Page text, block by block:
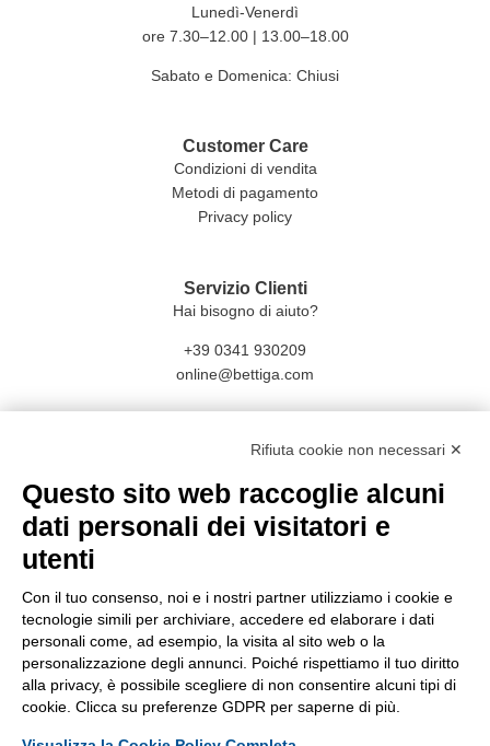
Lunedì-Venerdì
ore 7.30–12.00 | 13.00–18.00
Sabato e Domenica: Chiusi
Customer Care
Condizioni di vendita
Metodi di pagamento
Privacy policy
Servizio Clienti
Hai bisogno di aiuto?
+39 0341 930209
online@bettiga.com
Social
Instagram
CONDIVISIONE E SICUREZZA E DATI
Partecipazione al bando Transizione Digitale delle Imprese
Rifiuta cookie non necessari ✕
Questo sito web raccoglie alcuni
dati personali dei visitatori e
utenti
Con il tuo consenso, noi e i nostri partner utilizziamo i cookie e
tecnologie simili per archiviare, accedere ed elaborare i dati
personali come, ad esempio, la visita al sito web o la
personalizzazione degli annunci. Poiché rispettiamo il tuo diritto
alla privacy, è possibile scegliere di non consentire alcuni tipi di
cookie. Clicca su preferenze GDPR per saperne di più.